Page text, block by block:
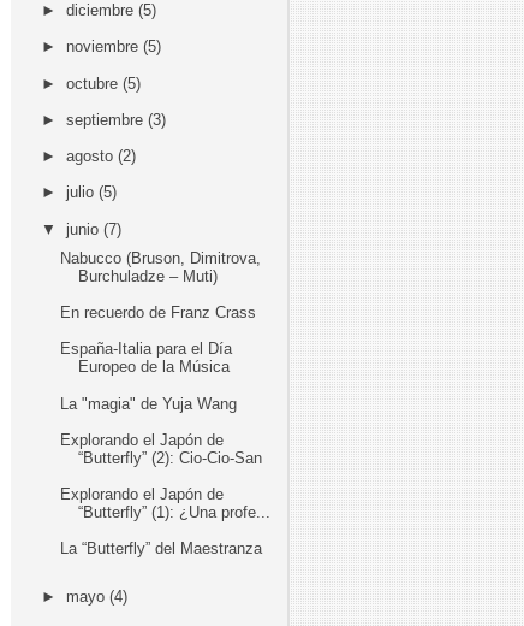
► diciembre (5)
► noviembre (5)
► octubre (5)
► septiembre (3)
► agosto (2)
► julio (5)
▼ junio (7)
Nabucco (Bruson, Dimitrova,
Burchuladze – Muti)
En recuerdo de Franz Crass
España-Italia para el Día
Europeo de la Música
La "magia" de Yuja Wang
Explorando el Japón de
“Butterfly” (2): Cio-Cio-San
Explorando el Japón de
“Butterfly” (1): ¿Una profe...
La “Butterfly” del Maestranza
► mayo (4)